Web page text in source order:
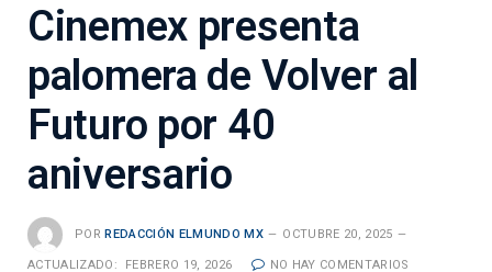
Cinemex presenta
palomera de Volver al
Futuro por 40
aniversario
POR REDACCIÓN ELMUNDO MX OCTUBRE 20, 2025
ACTUALIZADO: FEBRERO 19, 2026
NO HAY COMENTARIOS